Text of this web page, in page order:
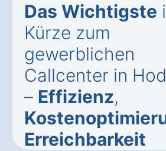
Das Wichtigste
Kürze zum
gewerblichen
Callcenter in
– Effizienz,
Erreichbarkeit